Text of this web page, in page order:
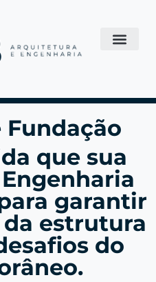
que sua
garantir
estrutura
do